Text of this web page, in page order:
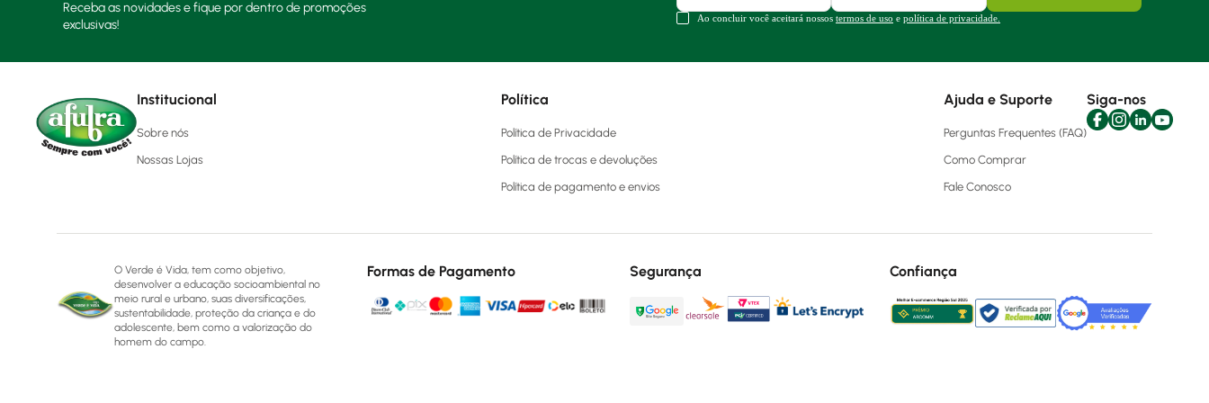
Receba as novidades e fique por dentro de promoções
exclusivas!
Ao concluir você aceitará nossos termos de uso e política de privacidade.
Institucional
Sobre nós
Nossas Lojas
Política
Política de Privacidade
Política de trocas e devoluções
Política de pagamento e envios
Ajuda e Suporte
Perguntas Frequentes (FAQ)
Como Comprar
Fale Conosco
Siga-nos
O Verde é Vida, tem como objetivo,
desenvolver a educação socioambiental no
meio rural e urbano, suas diversificações,
sustentabilidade, proteção da criança e do
adolescente, bem como a valorização do
homem do campo.
Formas de Pagamento Segurança Confiança